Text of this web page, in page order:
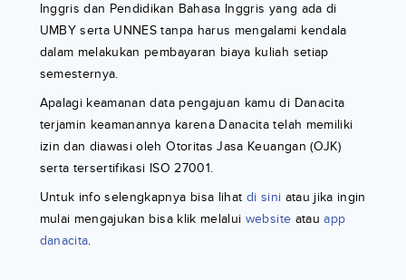
Inggris dan Pendidikan Bahasa Inggris yang ada di
UMBY serta UNNES tanpa harus mengalami kendala
dalam melakukan pembayaran biaya kuliah setiap
semesternya.
Apalagi keamanan data pengajuan kamu di Danacita
terjamin keamanannya karena Danacita telah memiliki
izin dan diawasi oleh Otoritas Jasa Keuangan (OJK)
serta tersertifikasi ISO 27001.
Untuk info selengkapnya bisa lihat di sini atau jika ingin
mulai mengajukan bisa klik melalui website atau app
danacita.